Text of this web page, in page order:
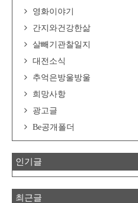
영화이야기
간지와건강한삶
살빼기관찰일지
대전소식
추억은방울방울
희망사항
광고글
Be공개폴더
인기글
최근글